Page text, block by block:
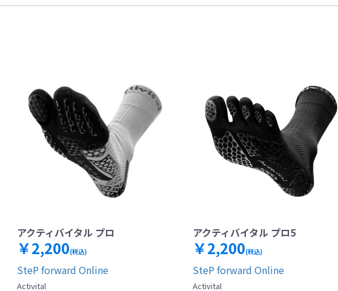
アクティバイタル プロ
￥2,200(税込)
SteP forward Online
Activital
アクティバイタル プロ5
￥2,200(税込)
SteP forward Online
Activital